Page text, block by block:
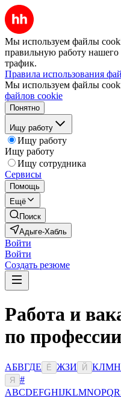
Мы используем файлы
правильную работу нашего
трафик.
Правила использования
Мы используем файлы
файлов cookie
Понятно
Ищу работу
Ищу работу
Ищу работу
Ищу сотрудника
Сервисы
Помощь
Ещё
Поиск
Адыге-Хабль
Войти
Войти
Создать резюме
Работа и
по
АБВГДЕ Ё ЖЗИ Й КЛМН
Я
#
ABCDEFGHIJKLMNOPQR